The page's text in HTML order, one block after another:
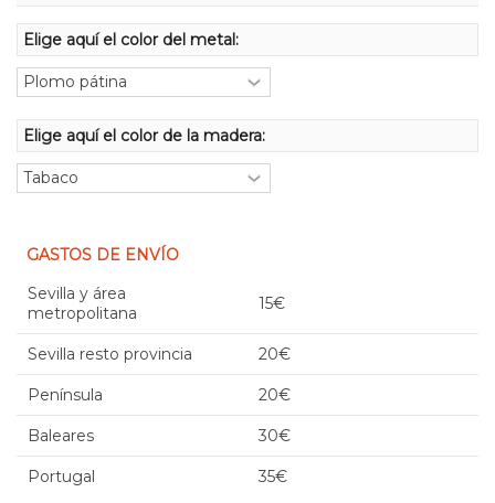
Elige aquí el color del metal:
Elige aquí el color de la madera:
GASTOS DE ENVÍO
Sevilla y área
metropolitana
15€
Sevilla resto provincia 20€
Península 20€
Baleares 30€
Portugal 35€